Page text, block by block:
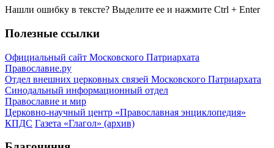
Нашли ошибку в тексте? Выделите ее и нажмите Ctrl + Enter
Полезные ссылки
Официальный сайт Московского Патриархата
Православие.ру
Отдел внешних церковных связей Московского Патриархата
Синодальный информационный отдел
Православие и мир
Церковно-научный центр «Православная энциклопедия»
КПДС Газета «Глагол» (архив)